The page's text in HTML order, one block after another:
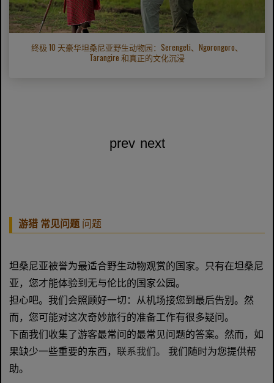
终极 10 天豪华坦桑尼亚野生动物园：Serengeti、Ngorongoro、
Tarangire 和真正的文化沉浸
prev next
游猎 常见问题 问题
坦桑尼亚被誉为最适合野生动物观赏的国家。只有在坦桑尼
亚，您才能体验到无与伦比的国家公园。
担心吧。我们会照顾好一切：从机场接您到最后告别。然
而，您可能对这次奇妙旅行的准备工作有很多疑问。
下面我们收集了游客最常问的最常见问题的答案。然而，如
果缺少一些重要的东西， 联系我们。
我们随时为您提供帮
助。